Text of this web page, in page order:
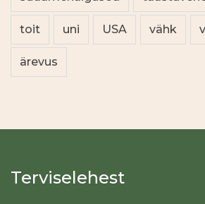
toit uni USA vähk
ärevus
Terviselehest